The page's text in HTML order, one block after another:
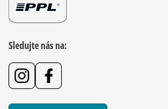
Sledujte nás na: